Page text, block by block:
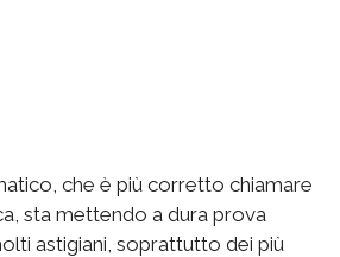
che è più corretto chiamare
sta mettendo a dura prova
astigiani, soprattutto dei più